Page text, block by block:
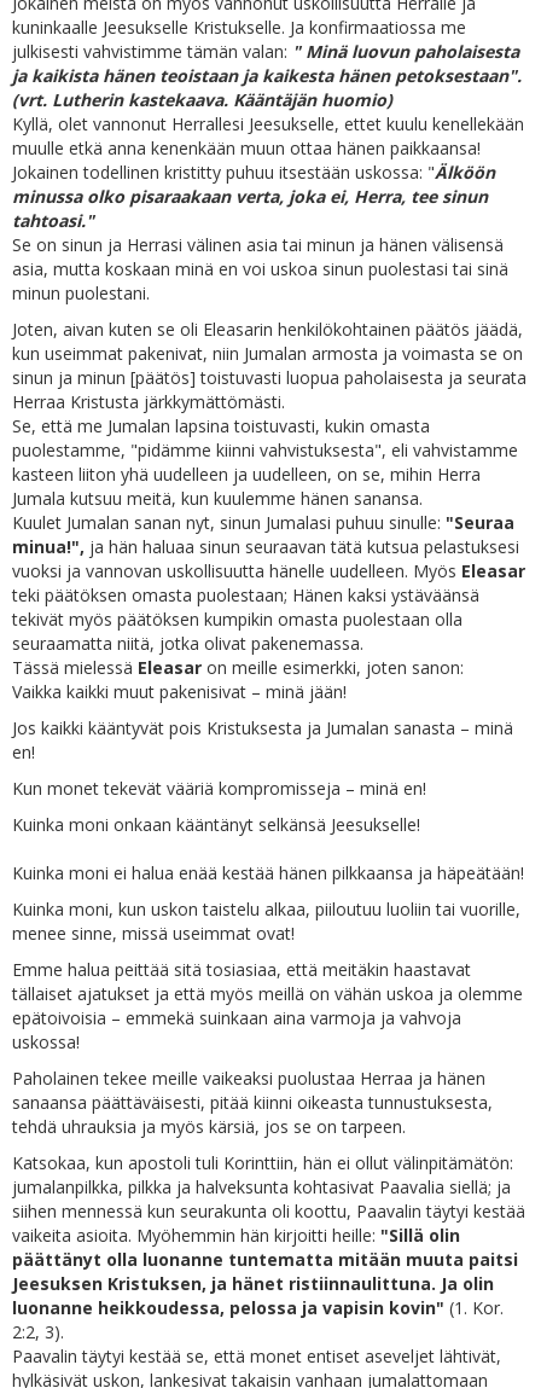
kuninkaalle Jeesukselle Kristukselle. Ja konfirmaatiossa me
julkisesti vahvistimme tämän valan: " Minä luovun paholaisesta
ja kaikista hänen teoistaan ja kaikesta hänen petoksestaan".
(vrt. Lutherin kastekaava. Kääntäjän huomio)
Kyllä, olet vannonut Herrallesi Jeesukselle, ettet kuulu kenellekään
muulle etkä anna kenenkään muun ottaa hänen paikkaansa!
Jokainen todellinen kristitty puhuu itsestään uskossa: "Älköön
minussa olko pisaraakaan verta, joka ei, Herra, tee sinun
tahtoasi."
Se on sinun ja Herrasi välinen asia tai minun ja hänen välisensä
asia, mutta koskaan minä en voi uskoa sinun puolestasi tai sinä
minun puolestani.
Joten, aivan kuten se oli Eleasarin henkilökohtainen päätös jäädä,
kun useimmat pakenivat, niin Jumalan armosta ja voimasta se on
sinun ja minun [päätös] toistuvasti luopua paholaisesta ja seurata
Herraa Kristusta järkkymättömästi.
Se, että me Jumalan lapsina toistuvasti, kukin omasta
puolestamme, "pidämme kiinni vahvistuksesta", eli vahvistamme
kasteen liiton yhä uudelleen ja uudelleen, on se, mihin Herra
Jumala kutsuu meitä, kun kuulemme hänen sanansa.
Kuulet Jumalan sanan nyt, sinun Jumalasi puhuu sinulle: "Seuraa
minua!", ja hän haluaa sinun seuraavan tätä kutsua pelastuksesi
vuoksi ja vannovan uskollisuutta hänelle uudelleen. Myös Eleasar
teki päätöksen omasta puolestaan; Hänen kaksi ystäväänsä
tekivät myös päätöksen kumpikin omasta puolestaan olla
seuraamatta niitä, jotka olivat pakenemassa.
Tässä mielessä Eleasar on meille esimerkki, joten sanon:
Vaikka kaikki muut pakenisivat – minä jään!
Jos kaikki kääntyvät pois Kristuksesta ja Jumalan sanasta – minä
en!
Kun monet tekevät vääriä kompromisseja – minä en!
Kuinka moni onkaan kääntänyt selkänsä Jeesukselle!
Kuinka moni ei halua enää kestää hänen pilkkaansa ja häpeätään!
Kuinka moni, kun uskon taistelu alkaa, piiloutuu luoliin tai vuorille,
menee sinne, missä useimmat ovat!
Emme halua peittää sitä tosiasiaa, että meitäkin haastavat
tällaiset ajatukset ja että myös meillä on vähän uskoa ja olemme
epätoivoisia – emmekä suinkaan aina varmoja ja vahvoja
uskossa!
Paholainen tekee meille vaikeaksi puolustaa Herraa ja hänen
sanaansa päättäväisesti, pitää kiinni oikeasta tunnustuksesta,
tehdä uhrauksia ja myös kärsiä, jos se on tarpeen.
Katsokaa, kun apostoli tuli Korinttiin, hän ei ollut välinpitämätön:
jumalanpilkka, pilkka ja halveksunta kohtasivat Paavalia siellä; ja
siihen mennessä kun seurakunta oli koottu, Paavalin täytyi kestää
vaikeita asioita. Myöhemmin hän kirjoitti heille: "Sillä olin
päättänyt olla luonanne tuntematta mitään muuta paitsi
Jeesuksen Kristuksen, ja hänet ristiinnaulittuna. Ja olin
luonanne heikkoudessa, pelossa ja vapisin kovin" (1. Kor.
2:2, 3).
Paavalin täytyi kestää se, että monet entiset aseveljet lähtivät,
hylkäsivät uskon, lankesivat takaisin vanhaan jumalattomaan